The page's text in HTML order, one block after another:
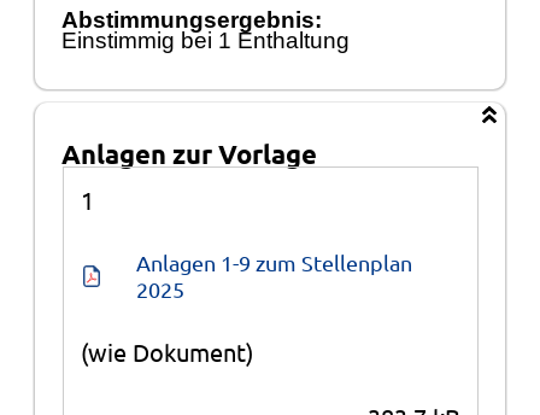
Abstimmungsergebnis:
Einstimmig bei 1 Enthaltung
Anlagen zur Vorlage
1
Anlagen 1-9 zum Stellenplan
2025
(wie Dokument)